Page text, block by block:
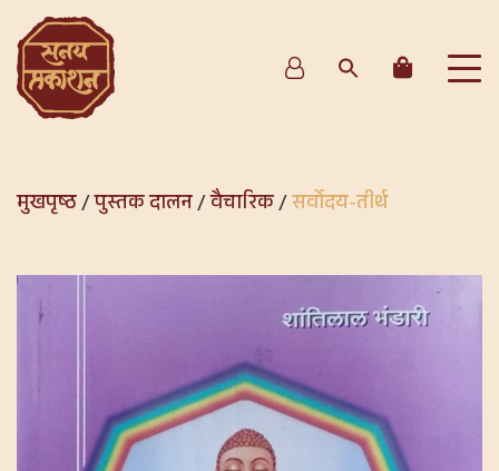
मुखपृष्ठ/पुस्तक दालन/वैचारिक/सर्वोदय-तीर्थ